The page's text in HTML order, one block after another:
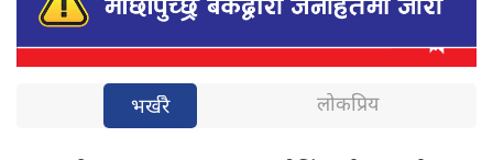
भर्खरै लोकप्रिय